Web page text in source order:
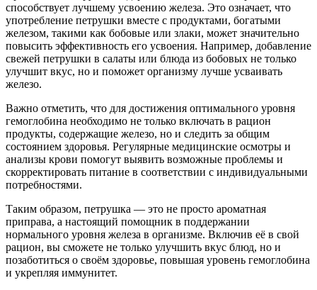
способствует лучшему усвоению железа. Это означает, что
употребление петрушки вместе с продуктами, богатыми
железом, такими как бобовые или злаки, может значительно
повысить эффективность его усвоения. Например, добавление
свежей петрушки в салаты или блюда из бобовых не только
улучшит вкус, но и поможет организму лучше усваивать
железо.
Важно отметить, что для достижения оптимального уровня
гемоглобина необходимо не только включать в рацион
продукты, содержащие железо, но и следить за общим
состоянием здоровья. Регулярные медицинские осмотры и
анализы крови помогут выявить возможные проблемы и
скорректировать питание в соответствии с индивидуальными
потребностями.
Таким образом, петрушка — это не просто ароматная
приправа, а настоящий помощник в поддержании
нормального уровня железа в организме. Включив её в свой
рацион, вы сможете не только улучшить вкус блюд, но и
позаботиться о своём здоровье, повышая уровень гемоглобина
и укрепляя иммунитет.